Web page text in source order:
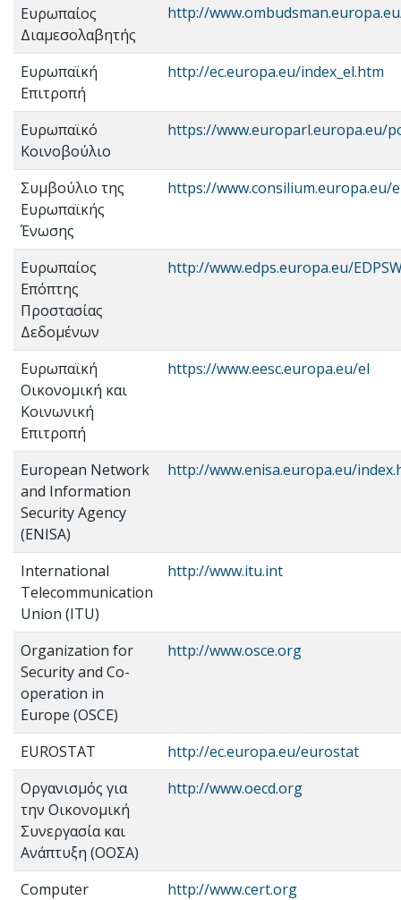
Ευρωπαίος
Διαμεσολαβητής
http://
Ευρωπαϊκή
Επιτροπή
http://ec.europa.eu/index_el.htm
Ευρωπαϊκό
Κοινοβούλιο
https://www.europarl.europa.eu/
Συμβούλιο της
Ευρωπαϊκής
Ένωσης
https://www.consilium.europa.eu/
Ευρωπαίος
Επόπτης
Προστασίας
Δεδομένων
http://www.edps.europa.eu/
Ευρωπαϊκή
Οικονομική και
Κοινωνική
Επιτροπή
https://www.eesc.europa.eu/el
European Network
and Information
Security Agency
(ENISA)
http://www.enisa.europa.eu/
International
Telecommunication
Union (ITU)
http://www.itu.int
Organization for
Security and Co-
operation in
Europe (OSCE)
http://www.osce.org
EUROSTAT
http://ec.europa.eu/eurostat
Οργανισμός για
την Οικονομική
Συνεργασία και
Ανάπτυξη (ΟΟΣΑ)
http://www.oecd.org
Computer
http://www.cert.org